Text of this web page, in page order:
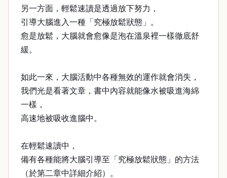
另一方面，輕鬆速讀是透過放下努力，
引導大腦進入一種「究極放鬆狀態」。
愈是放鬆，大腦就會愈像是泡在溫泉裡一樣徹底舒
緩。
如此一來，大腦活動中各種無效的運作就會消失，
我們光是看著文章，書中內容就能像水被吸進海綿
一樣，
高速地被吸收進腦中。
在輕鬆速讀中，
備有各種能將大腦引導至「究極放鬆狀態」的方法
（於第二章中詳細介紹）。